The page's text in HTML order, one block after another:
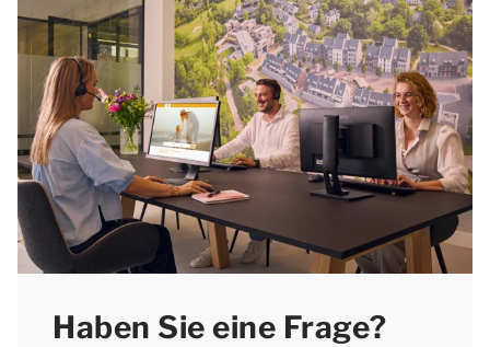
tolle Ausflüge mit der ganzen Familie.
Naturschutzgebiet, besuchen Sie die schönsten
Sehenswürdigkeiten oder lernen Sie die lokale
Kultur und Spezialitäten kennen. Natürlich
können Sie sich während Ihres
Frühjahrsurlaubs in Heimbach auch in Ihrer
komfortablen Unterkunft entspannen.
Haben Sie eine Frage?